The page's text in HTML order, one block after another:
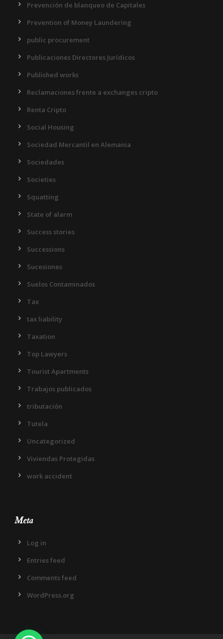
Prevención de blanqueo de Capitales
Prevention of Money Laundering
public procurement
Publicaciones Directores Jurídicos
Published works
Reclamaciones frente a exchanges cripto
Renta Cripto
Social Housing
Sociedad Mercantil en Alemania
Sociedades
Societies
Squatting
State of alarm
Success stories
Successions
Sucesiones
Suelos Contaminados
Tax
tax liability
Taxation
Top Lawyers
Tourist Apartments
Trabajos publicados
tributación
Tutela
Uncategorized
Viviendas Protegidas
work accident
Meta
Log in
Entries feed
Comments feed
WordPress.org